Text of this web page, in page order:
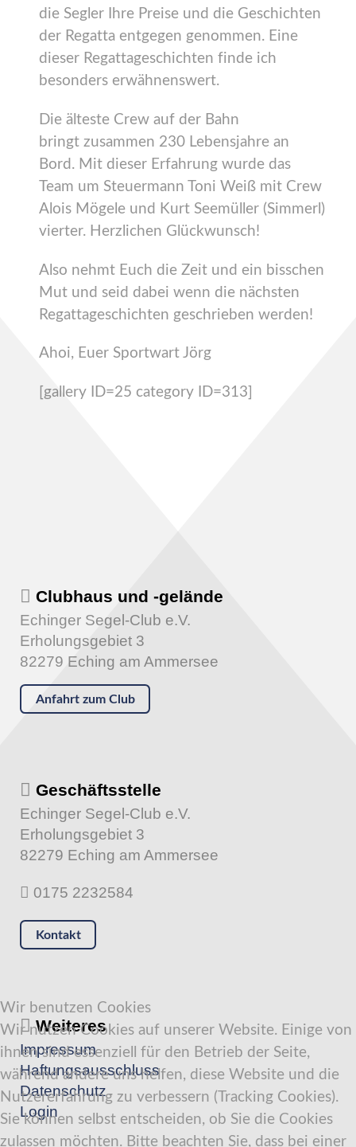
die Segler Ihre Preise und die Geschichten
der Regatta entgegen genommen. Eine
dieser Regattageschichten finde ich
besonders erwähnenswert.
Die älteste Crew auf der Bahn
bringt zusammen 230 Lebensjahre an
Bord. Mit dieser Erfahrung wurde das
Team um Steuermann Toni Weiß mit Crew
Alois Mögele und Kurt Seemüller (Simmerl)
vierter. Herzlichen Glückwunsch!
Also nehmt Euch die Zeit und ein bisschen
Mut und seid dabei wenn die nächsten
Regattageschichten geschrieben werden!
Ahoi, Euer Sportwart Jörg
[gallery ID=25 category ID=313]
Clubhaus und -gelände
Echinger Segel-Club e.V.
Erholungsgebiet 3
82279 Eching am Ammersee
Anfahrt zum Club
Geschäftsstelle
Echinger Segel-Club e.V.
Erholungsgebiet 3
82279 Eching am Ammersee
0175 2232584
Kontakt
Weiteres
Impressum
Haftungsausschluss
Datenschutz
Login
Wir benutzen Cookies
Wir nutzen Cookies auf unserer Website. Einige von
ihnen sind essenziell für den Betrieb der Seite,
während andere uns helfen, diese Website und die
Nutzererfahrung zu verbessern (Tracking Cookies).
Sie können selbst entscheiden, ob Sie die Cookies
zulassen möchten. Bitte beachten Sie, dass bei einer